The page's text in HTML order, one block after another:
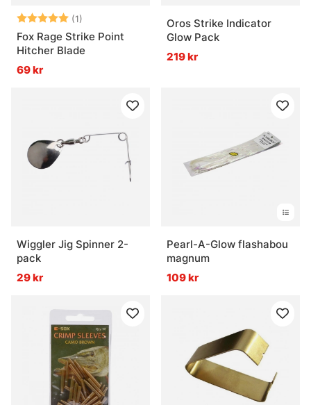
Betyg: (1)
5.0 utav 5 stjärnor
Fox Rage Strike Point
Hitcher Blade
69 kr
Oros Strike Indicator
Glow Pack
219 kr
Wiggler Jig Spinner 2-
pack
29 kr
Pearl-A-Glow flashabou
magnum
109 kr